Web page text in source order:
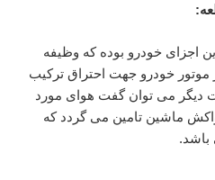
مهم ترین اجزای خودرو بوده که وظیفه
موتور خودرو جهت احتراق ترکیب
دیگر می توان گفت هوای مورد
ماشین تامین می گردد که
باشد.